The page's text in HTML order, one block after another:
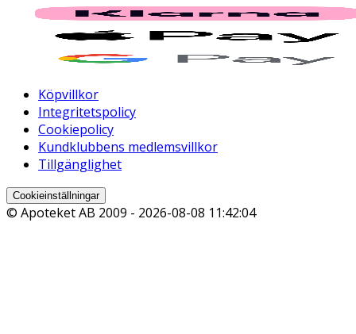
Köpvillkor
Integritetspolicy
Cookiepolicy
Kundklubbens medlemsvillkor
Tillgänglighet
Cookieinställningar
© Apoteket AB 2009 - 2026-08-08 11:42:04